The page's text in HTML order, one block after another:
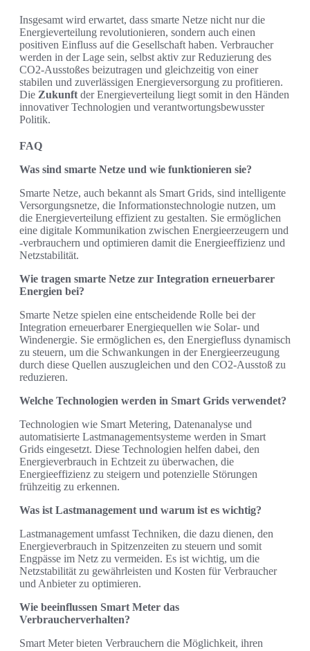
Insgesamt wird erwartet, dass smarte Netze nicht nur die
Energieverteilung revolutionieren, sondern auch einen
positiven Einfluss auf die Gesellschaft haben. Verbraucher
werden in der Lage sein, selbst aktiv zur Reduzierung des
CO2-Ausstoßes beizutragen und gleichzeitig von einer
stabilen und zuverlässigen Energieversorgung zu profitieren.
Die Zukunft der Energieverteilung liegt somit in den Händen
innovativer Technologien und verantwortungsbewusster
Politik.
FAQ
Was sind smarte Netze und wie funktionieren sie?
Smarte Netze, auch bekannt als Smart Grids, sind intelligente
Versorgungsnetze, die Informationstechnologie nutzen, um
die Energieverteilung effizient zu gestalten. Sie ermöglichen
eine digitale Kommunikation zwischen Energieerzeugern und
-verbrauchern und optimieren damit die Energieeffizienz und
Netzstabilität.
Wie tragen smarte Netze zur Integration erneuerbarer
Energien bei?
Smarte Netze spielen eine entscheidende Rolle bei der
Integration erneuerbarer Energiequellen wie Solar- und
Windenergie. Sie ermöglichen es, den Energiefluss dynamisch
zu steuern, um die Schwankungen in der Energieerzeugung
durch diese Quellen auszugleichen und den CO2-Ausstoß zu
reduzieren.
Welche Technologien werden in Smart Grids verwendet?
Technologien wie Smart Metering, Datenanalyse und
automatisierte Lastmanagementsysteme werden in Smart
Grids eingesetzt. Diese Technologien helfen dabei, den
Energieverbrauch in Echtzeit zu überwachen, die
Energieeffizienz zu steigern und potenzielle Störungen
frühzeitig zu erkennen.
Was ist Lastmanagement und warum ist es wichtig?
Lastmanagement umfasst Techniken, die dazu dienen, den
Energieverbrauch in Spitzenzeiten zu steuern und somit
Engpässe im Netz zu vermeiden. Es ist wichtig, um die
Netzstabilität zu gewährleisten und Kosten für Verbraucher
und Anbieter zu optimieren.
Wie beeinflussen Smart Meter das
Verbraucherverhalten?
Smart Meter bieten Verbrauchern die Möglichkeit, ihren